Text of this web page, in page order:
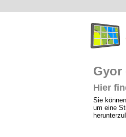
Gyor
Hier
Sie
um eine